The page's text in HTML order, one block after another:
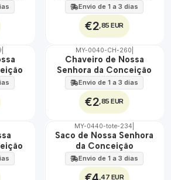
Envio de 1 a 3 dias
€2,85 EUR
🇵🇹
100%
MY-0040-CH-260
Chaveiro de Nossa
Senhora da Conceição
Envio de 1 a 3 dias
€2,85 EUR
🇵🇹
MY-0440-tote-234
Saco de Nossa Senhora
da Conceição
Envio de 1 a 3 dias
,47 EUR